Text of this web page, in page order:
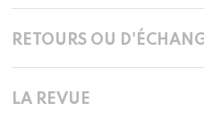
RETOURS OU
LA REVUE